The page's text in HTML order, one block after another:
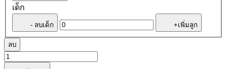
เด็ก
- ลบเด็ก +เพิ่มลูก
ลบ